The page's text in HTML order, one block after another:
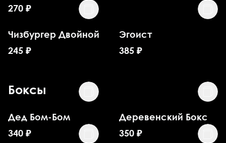
270 ₽
Чизбургер Двойной
245 ₽
Эгоист
385 ₽
Боксы
Дед Бом-Бом
340 ₽
Деревенский Бокс
350 ₽